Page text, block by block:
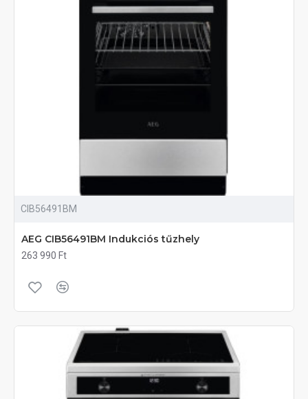
CIB56491BM
AEG CIB56491BM Indukciós tűzhely
263 990 Ft